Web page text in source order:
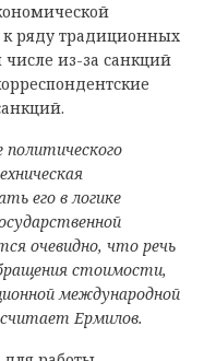
к ряду традиционных
из-за санкций
его в логике
очевидно, что речь
стоимости,
международной
Ермилов.